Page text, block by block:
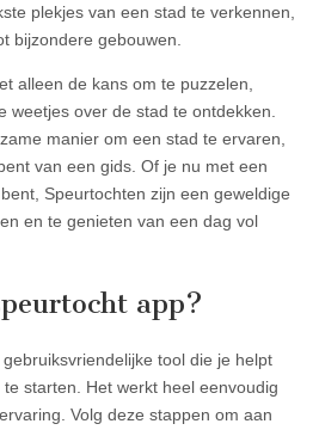
plekjes van een stad te verkennen,
bijzondere gebouwen.
alleen de kans om te puzzelen,
weetjes over de stad te ontdekken.
manier om een stad te ervaren,
van een gids. Of je nu met een
Speurtochten zijn een geweldige
en te genieten van een dag vol
app?
tool die je helpt
starten. Het werkt heel eenvoudig
Volg deze stappen om aan